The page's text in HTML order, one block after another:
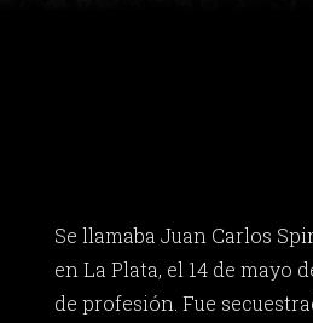
Se llamaba Juan Carlos
en La Plata, el 14 de mayo
de profesión. Fue